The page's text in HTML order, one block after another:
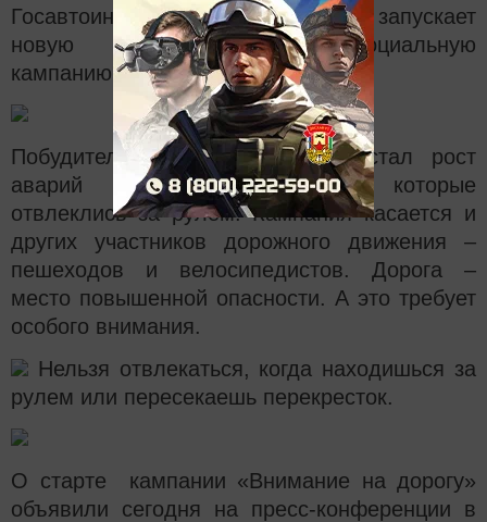
Госавтоинспекция Татарстана запускает
новую широкомасштабную социальную
кампанию «Внимание на дорогу».
Побудительной причиной этого стал рост
аварий по вине водителей, которые
отвлеклись за рулем. Кампания касается и
других участников дорожного движения –
пешеходов и велосипедистов. Дорога –
место повышенной опасности. А это требует
особого внимания.
Нельзя отвлекаться, когда находишься за
рулем или пересекаешь перекресток.
О старте кампании «Внимание на дорогу»
объявили сегодня на пресс-конференции в